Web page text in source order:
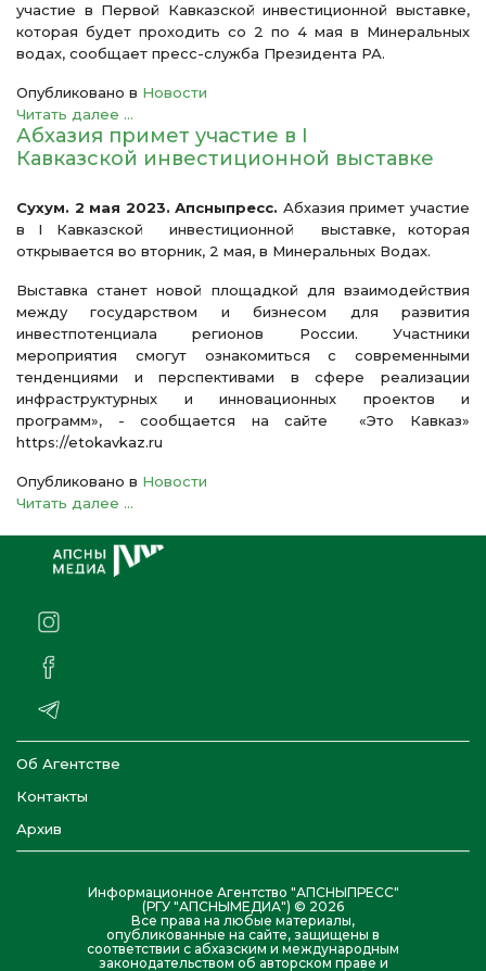
участие в Первой Кавказской инвестиционной выставке,
которая будет проходить со 2 по 4 мая в Минеральных
водах, сообщает пресс-служба Президента РА.
Опубликовано в Новости
Читать далее ...
Абхазия примет участие в I
Кавказской инвестиционной выставке
Сухум. 2 мая 2023. Апсныпресс. Абхазия примет участие
в I Кавказской инвестиционной выставке, которая
открывается во вторник, 2 мая, в Минеральных Водах.
Выставка станет новой площадкой для взаимодействия
между государством и бизнесом для развития
инвестпотенциала регионов России. Участники
мероприятия смогут ознакомиться с современными
тенденциями и перспективами в сфере реализации
инфраструктурных и инновационных проектов и
программ», - сообщается на сайте «Это Кавказ»
https://etokavkaz.ru
Опубликовано в Новости
Читать далее ...
Об Агентстве
Контакты
Архив
Информационное Агентство "АПСНЫПРЕСС"
(РГУ "АПСНЫМЕДИА") © 2026
Все права на любые материалы,
опубликованные на сайте, защищены в
соответствии с абхазским и международным
законодательством об авторском праве и